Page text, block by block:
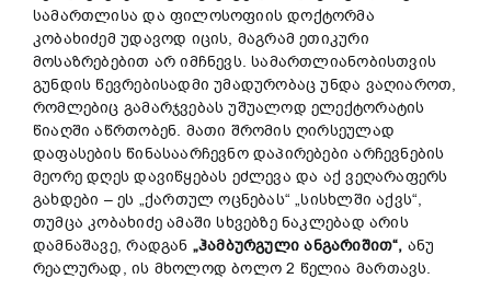
სამართლისა და ფილოსოფიის დოქტორმა
კობახიძემ უდავოდ იცის, მაგრამ ეთიკური
მოსაზრებებით არ იმჩნევს. სამართლიანობისთვის
გუნდის წევრებისადმი უმადურობაც უნდა ვაღიაროთ,
რომლებიც გამარჯვებას უშუალოდ ელექტორატის
წიაღში აწრთობენ. მათი შრომის ღირსეულად
დაფასების წინასაარჩევნო დაპირებები არჩევნების
მეორე დღეს დავიწყებას ეძლევა და აქ ვეღარაფერს
გახდები – ეს „ქართულ ოცნებას“ „სისხლში აქვს“,
თუმცა კობახიძე ამაში სხვებზე ნაკლებად არის
დამნაშავე, რადგან „ჰამბურგული ანგარიშით“, ანუ
რეალურად, ის მხოლოდ ბოლო 2 წელია მართავს.